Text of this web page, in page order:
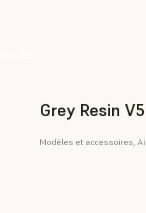
Grey Resin V5
Modèles et accessoires,